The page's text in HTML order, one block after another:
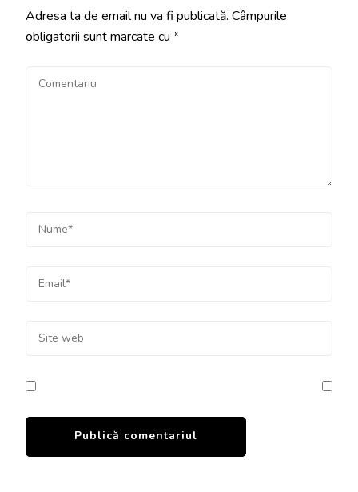
Adresa ta de email nu va fi publicată. Câmpurile
obligatorii sunt marcate cu *